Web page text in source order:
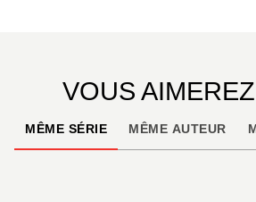
VOUS
MÊME SÉRIE MÊME AUTEUR